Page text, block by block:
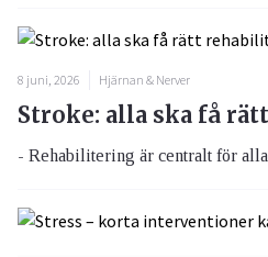
8 juni, 2026 Hjärnan & Nerver
Stroke: alla ska få
- Rehabilitering är centralt för alla